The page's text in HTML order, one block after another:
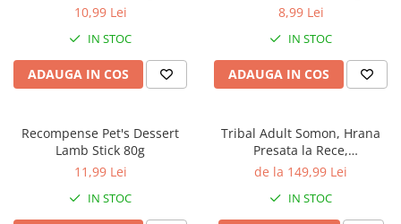
10,99 Lei
IN STOC
ADAUGA IN COS
8,99 Lei
IN STOC
ADAUGA IN COS
Recompense Pet's Dessert
Lamb Stick 80g
11,99 Lei
IN STOC
Tribal Adult Somon, Hrana
Presata la Rece,
Hipoalergenica
de la 149,99 Lei
IN STOC